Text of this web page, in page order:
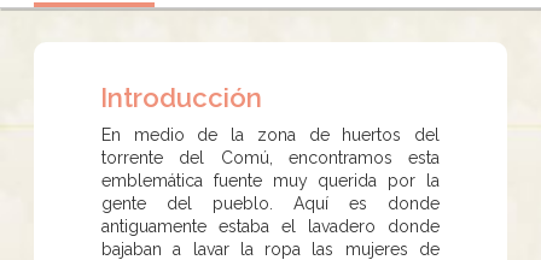
Introducción
En medio de la zona de huertos del
torrente del Comú, encontramos esta
emblemática fuente muy querida por la
gente del pueblo. Aquí es donde
antiguamente estaba el lavadero donde
bajaban a lavar la ropa las mujeres de